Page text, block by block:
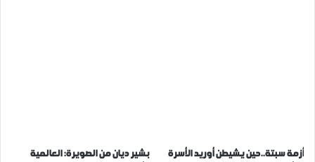
أزمة سبتة..حين يشيطن أوريد الأسرة
بشير ديان من الصويرة: العالمية